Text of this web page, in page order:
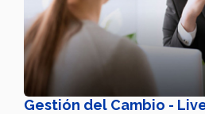
Gestión del Cambio -